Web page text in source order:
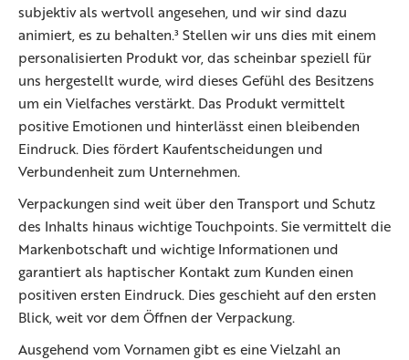
subjektiv als wertvoll angesehen, und wir sind dazu
animiert, es zu behalten.³ Stellen wir uns dies mit einem
personalisierten Produkt vor, das scheinbar speziell für
uns hergestellt wurde, wird dieses Gefühl des Besitzens
um ein Vielfaches verstärkt. Das Produkt vermittelt
positive Emotionen und hinterlässt einen bleibenden
Eindruck. Dies fördert Kaufentscheidungen und
Verbundenheit zum Unternehmen.
Verpackungen sind weit über den Transport und Schutz
des Inhalts hinaus wichtige Touchpoints. Sie vermittelt die
Markenbotschaft und wichtige Informationen und
garantiert als haptischer Kontakt zum Kunden einen
positiven ersten Eindruck. Dies geschieht auf den ersten
Blick, weit vor dem Öffnen der Verpackung.
Ausgehend vom Vornamen gibt es eine Vielzahl an